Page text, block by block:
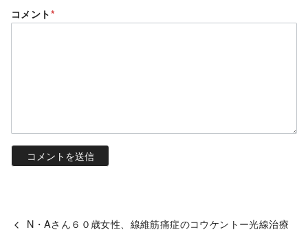
コメント*
N・Aさん６０歳女性、線維筋痛症のコウケントー光線治療